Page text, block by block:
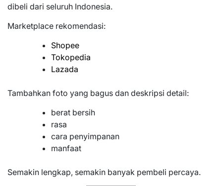
dibeli dari seluruh Indonesia.
Marketplace rekomendasi:
Shopee
Tokopedia
Lazada
Tambahkan foto yang bagus dan deskripsi detail:
berat bersih
rasa
cara penyimpanan
manfaat
Semakin lengkap, semakin banyak pembeli percaya.